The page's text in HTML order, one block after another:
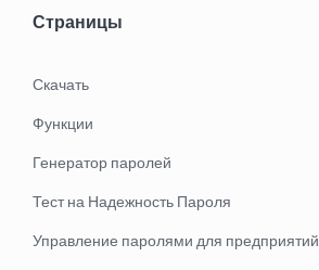
Страницы
Скачать
Функции
Генератор паролей
Тест на Надежность Пароля
Управление паролями для предприятий